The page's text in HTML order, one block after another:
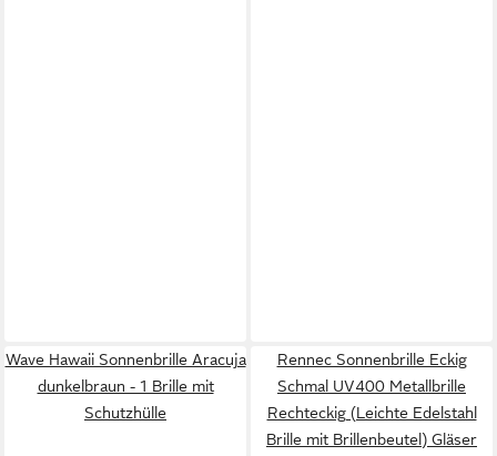
Wave Hawaii Sonnenbrille Aracuja
dunkelbraun - 1 Brille mit
Schutzhülle
Rennec Sonnenbrille Eckig
Schmal UV400 Metallbrille
Rechteckig (Leichte Edelstahl
Brille mit Brillenbeutel) Gläser